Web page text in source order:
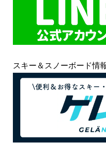
スキー＆スノーボード情